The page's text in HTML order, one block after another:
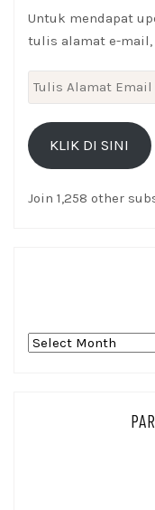
Untuk mendapat
tulis alamat e-
Tulis
Alamat
Email
KLIK DI SINI
Join 1,258 other
Arsip_